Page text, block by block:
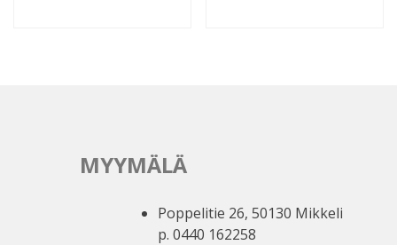
MYYMÄLÄ
Poppelitie 26, 50130 Mikkeli
p. 0440 162258